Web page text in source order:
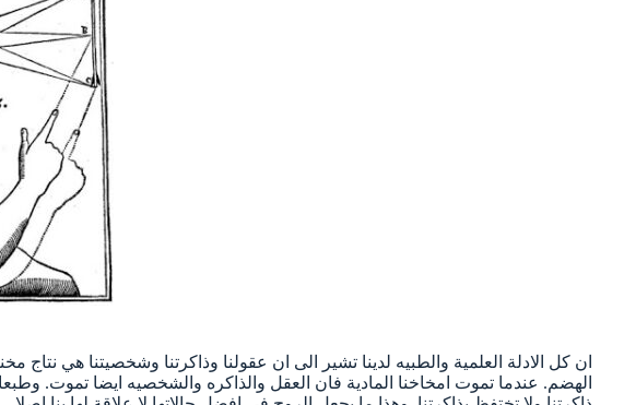
ان كل الادلة العلمية والطبيه لدينا تشير الى ان عقولنا وذاكرتنا وشخصيتنا هي
الهضم. عندما تموت امخاخنا المادية فان العقل والذاكره والشخصيه ايضا تموت. وطبعا